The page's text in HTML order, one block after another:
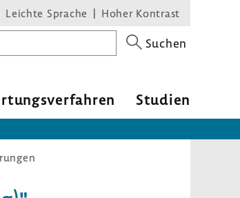
Leichte Sprache Hoher Kontrast
Suchen
Studien